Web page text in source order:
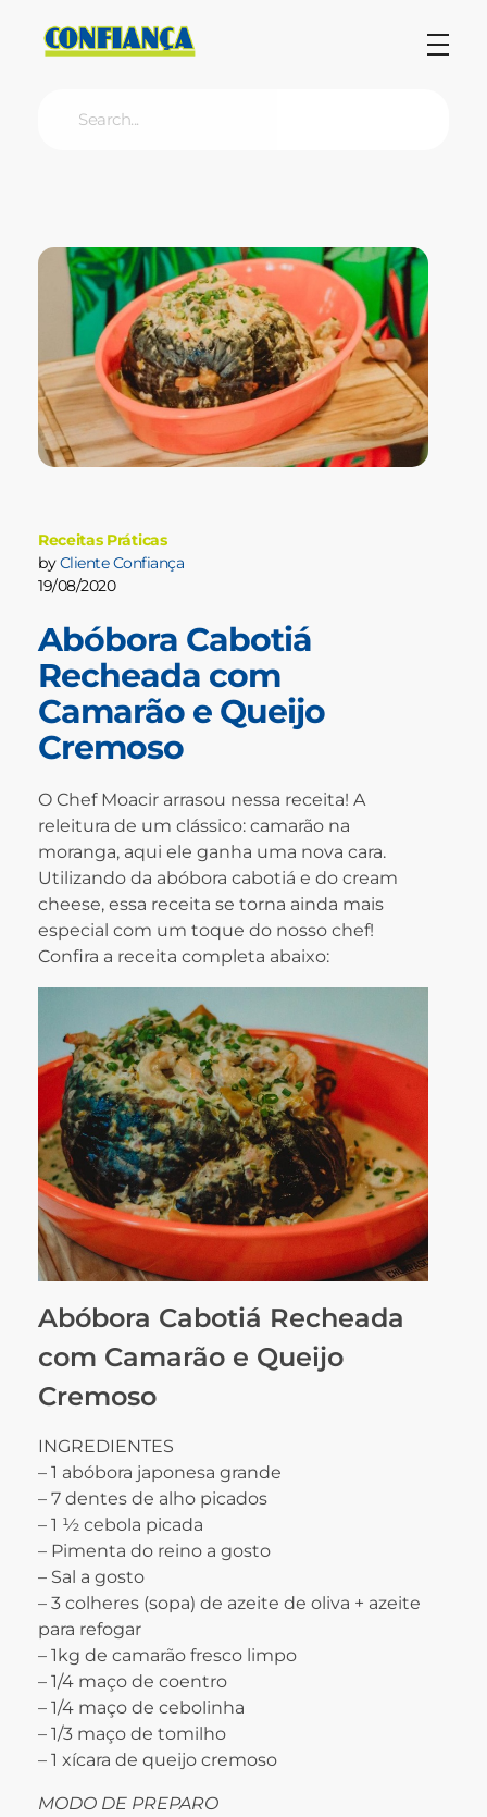
Abóbora Cabotiá
Recheada com
Camarão e Queijo
Cremoso
19/08/2020
by Cliente Confiança
Receitas Práticas
O Chef Moacir arrasou nessa receita! A
releitura de um clássico: camarão na
moranga, aqui ele ganha uma nova cara.
Utilizando da abóbora cabotiá e do cream
cheese, essa receita se torna ainda mais
especial com um toque do nosso chef!
Confira a receita completa abaixo:
Abóbora Cabotiá Recheada
com Camarão e Queijo
Cremoso
INGREDIENTES
– 1 abóbora japonesa grande
– 7 dentes de alho picados
– 1 ½ cebola picada
– Pimenta do reino a gosto
– Sal a gosto
– 3 colheres (sopa) de azeite de oliva + azeite
para refogar
– 1kg de camarão fresco limpo
– 1/4 maço de coentro
– 1/4 maço de cebolinha
– 1/3 maço de tomilho
– 1 xícara de queijo cremoso
MODO DE PREPARO